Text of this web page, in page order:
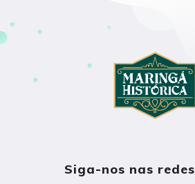
Siga-nos nas